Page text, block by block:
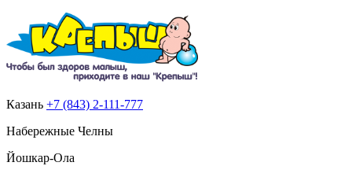
Казань +7 (843) 2-111-777
Набережные Челны
Йошкар-Ола